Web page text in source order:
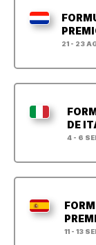
21 - 23
DE
4 - 6
11 - 13